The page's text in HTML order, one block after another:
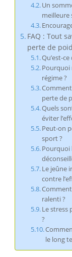
Un
meilleure
FAQ : Tout
perte de
Qu’est-
Pourquoi
régime ?
perte de
Quels
éviter
Peut-on
sport ?
Pourquoi
Le jeûne
contre
ralenti ?
Le stress
?
le long